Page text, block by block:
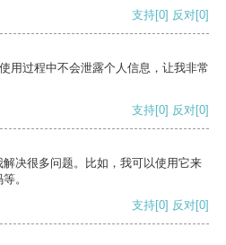
支持[0] 反对[0]
用过程中不会泄露个人信息，让我非常
支持[0] 反对[0]
决很多问题。比如，我可以使用它来
。
支持[0] 反对[0]